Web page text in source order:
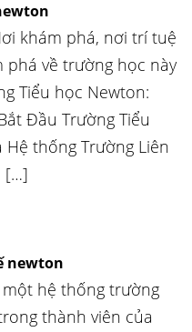
khám phá, nơi trí tuệ
phá về trường học này
Tiểu học Newton:
Đầu Trường Tiểu
thống Trường Liên
[…]
newton
hệ thống trường
thành viên của